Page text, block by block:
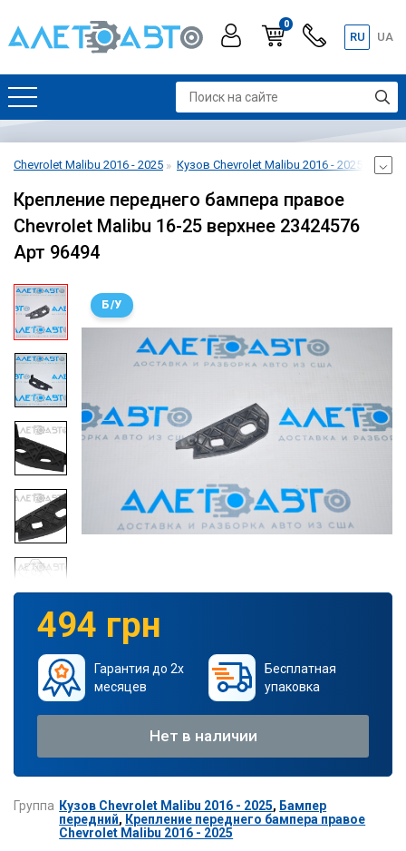
0
RU UA
Chevrolet Malibu 2016 - 2025 Кузов Chevrolet Malibu 2016 - 2025
Крепление переднего бампера правое
Chevrolet Malibu 16-25 верхнее 23424576
Арт 96494
Б/У
494 грн
Гарантия до 2х
месяцев
Бесплатная
упаковка
Нет в наличии
Группа Кузов Chevrolet Malibu 2016 - 2025, Бампер
передний, Крепление переднего бампера правое
Chevrolet Malibu 2016 - 2025